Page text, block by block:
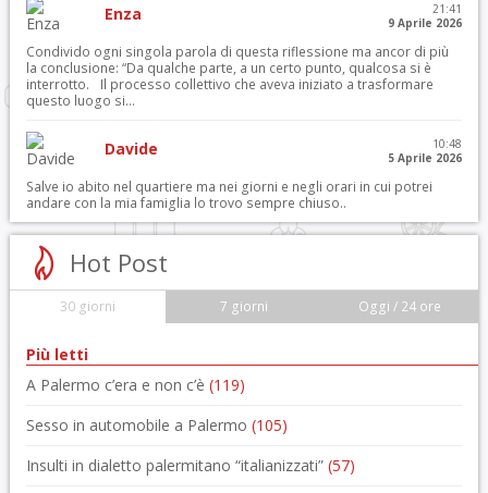
Enza
21:41
9 Aprile 2026
Condivido ogni singola parola di questa riflessione ma ancor di più
la conclusione: “Da qualche parte, a un certo punto, qualcosa si è
interrotto. Il processo collettivo che aveva iniziato a trasformare
questo luogo si...
Davide
10:48
5 Aprile 2026
Salve io abito nel quartiere ma nei giorni e negli orari in cui potrei
andare con la mia famiglia lo trovo sempre chiuso..
Hot Post
30 giorni 7 giorni Oggi / 24 ore
Più letti
A Palermo c’era e non c’è (119)
Sesso in automobile a Palermo (105)
Insulti in dialetto palermitano “italianizzati” (57)